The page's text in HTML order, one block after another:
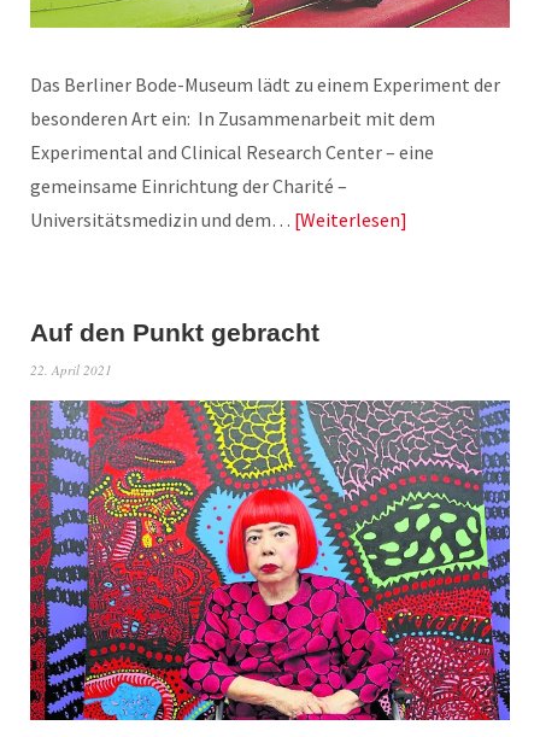
Das Berliner Bode-Museum lädt zu einem Experiment der
besonderen Art ein: In Zusammenarbeit mit dem
Experimental and Clinical Research Center – eine
gemeinsame Einrichtung der Charité –
Universitätsmedizin und dem… Weiterlesen
Auf den Punkt gebracht
22. April 2021